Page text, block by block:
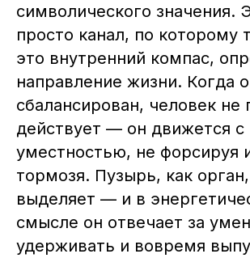
символического значения.
просто канал, по которому
это внутренний компас,
направление жизни. Когда
сбалансирован, человек не
действует — он движется с
уместностью, не форсируя
тормозя. Пузырь, как
выделяет — и в
смысле он отвечает за
удерживать и вовремя
Сведения об образовательной
ул. Маршала Вершинина, 10
Лицензия на осуществление
№ЛО35–01255–50/01908337
ИП Артём Александрович Тен
ИНН 753616733820
ОГРН 32350810042500
Регистрационный номер в
реестре 77-25-397588
Как добраться